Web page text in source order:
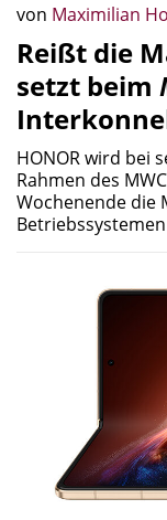
von Maximilian
Reißt die
setzt beim
HONOR wird bei
Rahmen des
Wochenende die